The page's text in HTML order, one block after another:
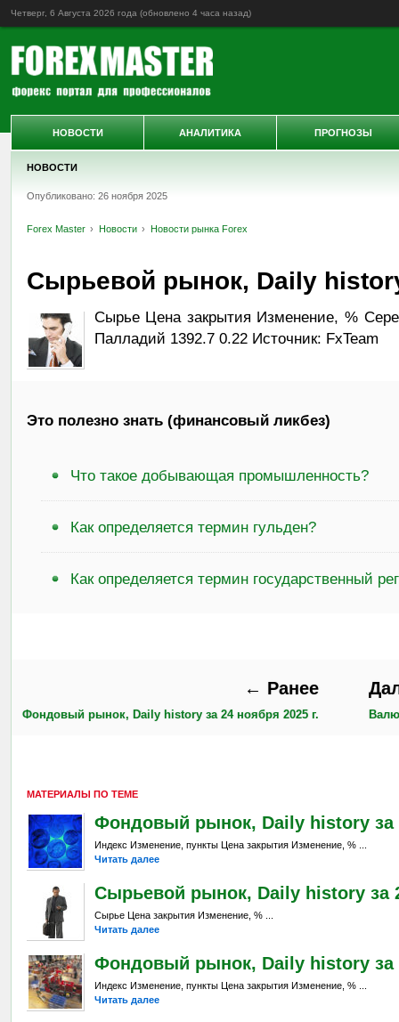
Четверг, 6 Августа 2026 года (обновлено 4 часа назад)
НОВОСТИ
Опубликовано: 26 ноября 2025
Forex Master Новости Новости рынка Forex
Сырьевой рынок, Daily
Сырье Цена закрытия Изменение, %
Палладий 1392.7 0.22 Источник: FxTeam
Это полезно знать (финансовый ликбез)
Что такое добывающая промышленность?
Как определяется термин гульден?
Как определяется термин государственный
← Ранее
Фондовый рынок, Daily history за 24 ноября 2025 г.
МАТЕРИАЛЫ ПО ТЕМЕ
Фондовый рынок, Daily history за
Индекс Изменение, пункты Цена закрытия Изменение, % ...
Читать далее
Сырьевой рынок, Daily history за
Сырье Цена закрытия Изменение, % ...
Читать далее
Фондовый рынок, Daily history за
Индекс Изменение, пункты Цена закрытия Изменение, % ...
Читать далее
НОВОСТИ АНАЛИТИКА ПРОГНОЗЫ